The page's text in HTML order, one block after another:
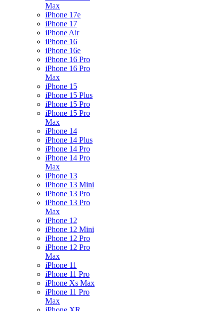
Max
iPhone 17e
iPhone 17
iPhone Air
iPhone 16
iPhone 16e
iPhone 16 Pro
iPhone 16 Pro
Max
iPhone 15
iPhone 15 Plus
iPhone 15 Pro
iPhone 15 Pro
Max
iPhone 14
iPhone 14 Plus
iPhone 14 Pro
iPhone 14 Pro
Max
iPhone 13
iPhone 13 Mini
iPhone 13 Pro
iPhone 13 Pro
Max
iPhone 12
iPhone 12 Mini
iPhone 12 Pro
iPhone 12 Pro
Max
iPhone 11
iPhone 11 Pro
iPhone Xs Max
iPhone 11 Pro
Max